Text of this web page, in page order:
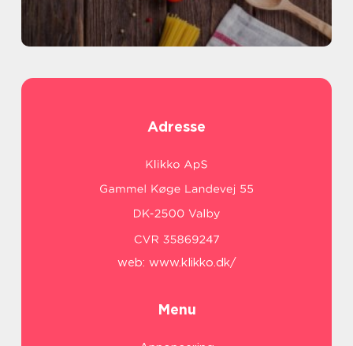
Adresse
web: www.klikko.dk/
Menu